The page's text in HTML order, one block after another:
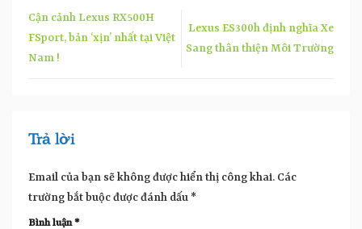
Cận cảnh Lexus RX500H
FSport, bản ‘xịn’ nhất tại Việt
Nam !
Lexus ES300h định nghĩa Xe
Sang thân thiện Môi Trường
Trả lời
Email của bạn sẽ không được hiển thị công khai. Các
trường bắt buộc được đánh dấu *
Bình luận*